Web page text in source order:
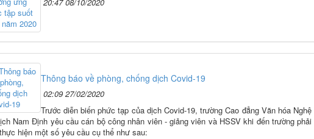
Thông báo về phòng, chống dịch Covid-19
02:09 27/02/2020
Trước diễn biến phức tạp của dịch Covid-19, trường Cao đẳng Văn hóa
Nam Định yêu cầu cán bộ công nhân viên - giảng viên và HSSV khi đến trường phải
hiện một số yêu cầu cụ thể như sau: